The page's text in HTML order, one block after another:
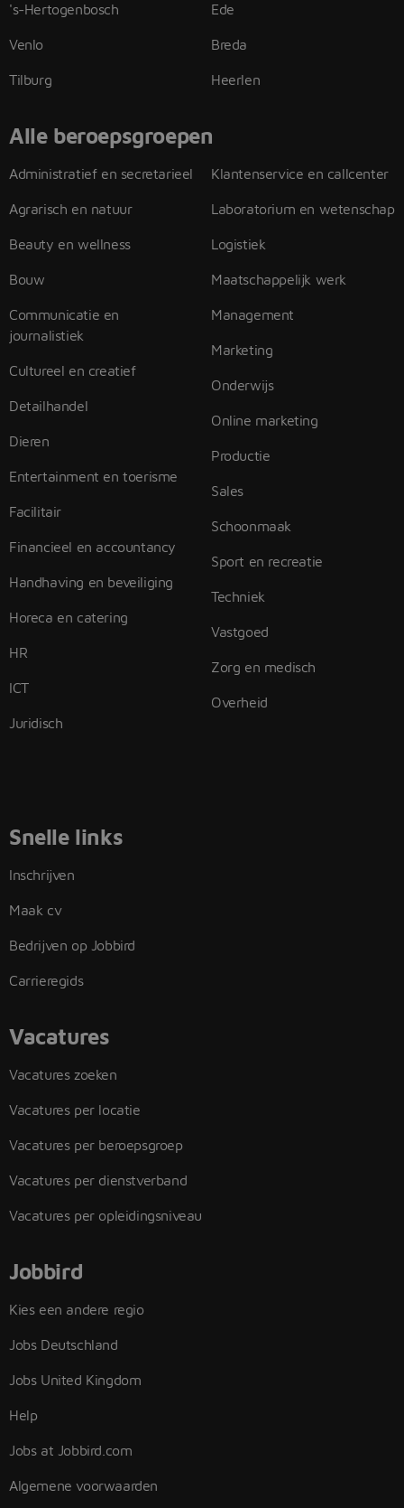
's-Hertogenbosch
Venlo
Tilburg
Ede
Breda
Heerlen
Alle beroepsgroepen
Administratief en secretarieel
Agrarisch en natuur
Beauty en wellness
Bouw
Communicatie en
journalistiek
Cultureel en creatief
Detailhandel
Dieren
Entertainment en toerisme
Facilitair
Financieel en accountancy
Handhaving en beveiliging
Horeca en catering
HR
ICT
Juridisch
Klantenservice en callcenter
Laboratorium en wetenschap
Logistiek
Maatschappelijk werk
Management
Marketing
Onderwijs
Online marketing
Productie
Sales
Schoonmaak
Sport en recreatie
Techniek
Vastgoed
Zorg en medisch
Overheid
Snelle links
Inschrijven
Maak cv
Bedrijven op Jobbird
Carrieregids
Vacatures
Vacatures zoeken
Vacatures per locatie
Vacatures per beroepsgroep
Vacatures per dienstverband
Vacatures per opleidingsniveau
Jobbird
Kies een andere regio
Jobs Deutschland
Jobs United Kingdom
Help
Jobs at Jobbird.com
Algemene voorwaarden